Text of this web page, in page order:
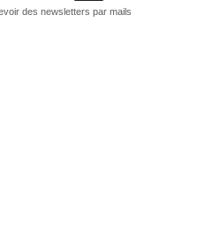
des newsletters par mails